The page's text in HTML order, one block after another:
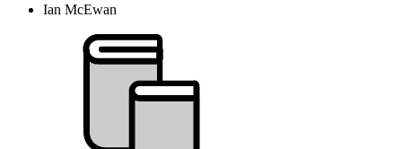
Ian McEwan